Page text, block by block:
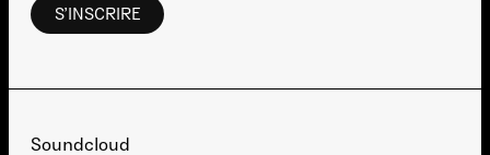
Soundcloud